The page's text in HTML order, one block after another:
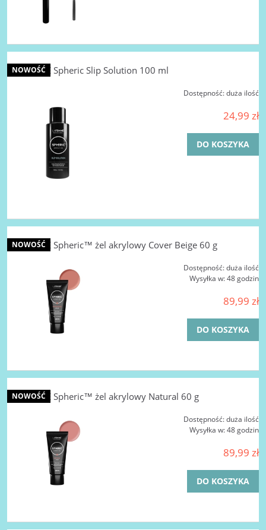
LA FEMME Spheric Slip Solution 100 ml
Dostępność:duża ilość
24,99 zł
DO KOSZYKA
NOWOŚĆ
LA FEMME Spheric™ żel akrylowy Cover Beige 60 g
Dostępność:duża ilość
Wysyłka w:48 godzin
89,99 zł
DO KOSZYKA
NOWOŚĆ
LA FEMME Spheric™ żel akrylowy Natural 60 g
Dostępność:duża ilość
Wysyłka w:48 godzin
89,99 zł
DO KOSZYKA
NOWOŚĆ